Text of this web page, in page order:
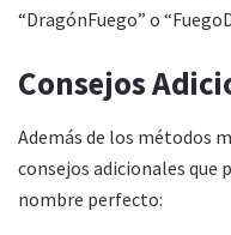
“DragónFuego” o
Consejos
Además de los métodos
consejos adicionales que
nombre perfecto: